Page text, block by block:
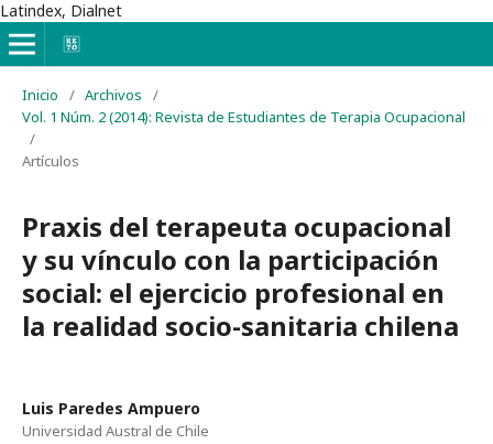
Latindex, Dialnet
Inicio / Archivos
/
Vol. 1 Núm. 2 (2014): Revista de Estudiantes de Terapia Ocupacional
/
Artículos
Praxis del terapeuta ocupacional
y su vínculo con la participación
social: el ejercicio profesional en
la realidad socio-sanitaria chilena
Luis Paredes Ampuero
Universidad Austral de Chile